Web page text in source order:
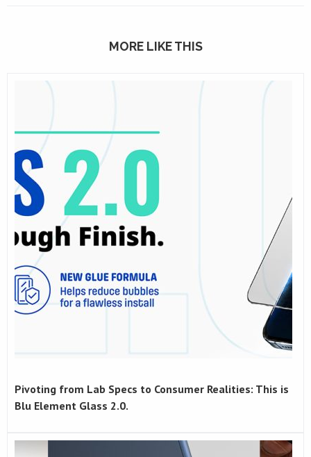
MORE LIKE THIS
Pivoting from Lab Specs to Consumer Realities: This is
Blu Element Glass 2.0.